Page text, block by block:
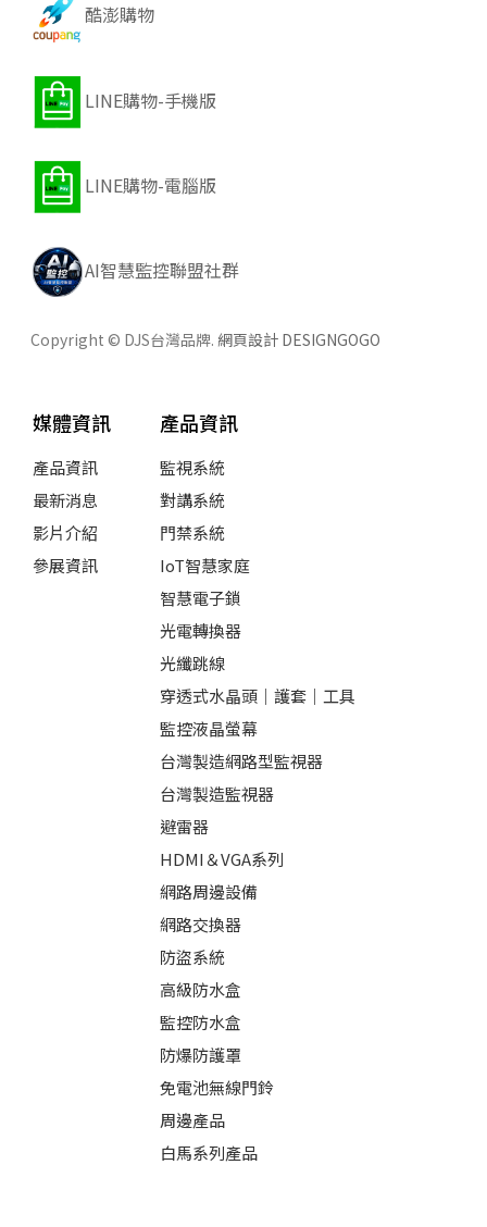
酷澎購物
LINE購物-手機版
LINE購物-電腦版
AI智慧監控聯盟社群
Copyright © DJS台灣品牌. 網頁設計 DESIGNGOGO
媒體資訊
產品資訊
最新消息
影片介紹
參展資訊
產品資訊
監視系統
對講系統
門禁系統
IoT智慧家庭
智慧電子鎖
光電轉換器
光纖跳線
穿透式水晶頭｜護套｜工具
監控液晶螢幕
台灣製造網路型監視器
台灣製造監視器
避雷器
HDMI＆VGA系列
網路周邊設備
網路交換器
防盜系統
高級防水盒
監控防水盒
防爆防護罩
免電池無線門鈴
周邊產品
白馬系列產品